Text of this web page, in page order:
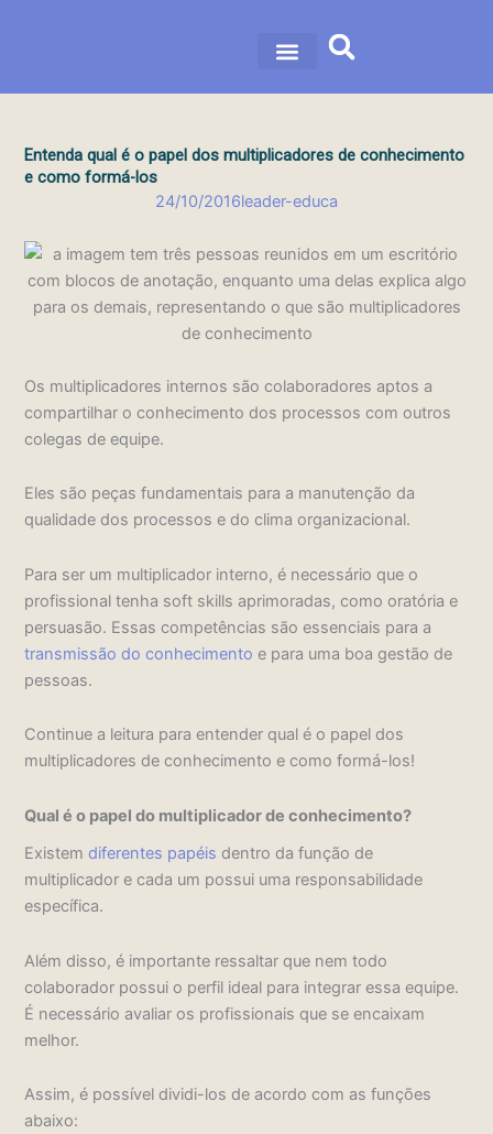
conteúdo
Entenda qual é o papel dos multiplicadores de conhecimento
e como formá-los
24/10/2016leader-educa
Os multiplicadores internos são colaboradores aptos a
compartilhar o conhecimento dos processos com outros
colegas de equipe.
Eles são peças fundamentais para a manutenção da
qualidade dos processos e do clima organizacional.
Para ser um multiplicador interno, é necessário que o
profissional tenha soft skills aprimoradas, como oratória e
persuasão. Essas competências são essenciais para a
transmissão do conhecimento e para uma boa gestão de
pessoas.
Continue a leitura para entender qual é o papel dos
multiplicadores de conhecimento e como formá-los!
Qual é o papel do multiplicador de conhecimento?
Existemdiferentes papéis dentro da função de
multiplicador e cada um possui uma responsabilidade
específica.
Além disso, é importante ressaltar que nem todo
colaborador possui o perfil ideal para integrar essa equipe.
É necessário avaliar os profissionais que se encaixam
melhor.
Assim, é possível dividi-los de acordo com as funções
abaixo: